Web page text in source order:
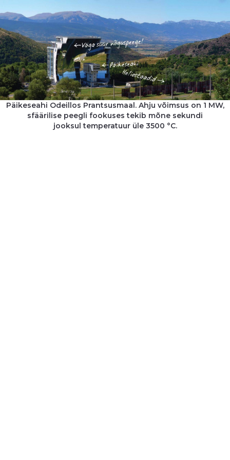
Päikeseahi Odeillos Prantsusmaal. Ahju võimsus on 1 MW,
sfäärilise peegli fookuses tekib mõne sekundi
jooksul temperatuur üle 3500 °C.